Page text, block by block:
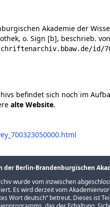
Akademie der
o. Sign [b], beschrieb.
id/
befindet sich noch im
alte Website.
der Berlin-Brandenburgischen
wurde vom inzwischen
Es wird derzeit vom
Wort deutsch“ betreut. Dieses ist